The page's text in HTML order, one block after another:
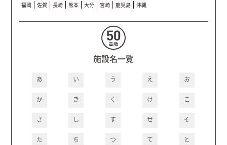
福岡 佐賀 長崎 熊本 大分 宮崎 鹿児島 沖縄
施設名一覧
あ い う え お
か き く け こ
さ し す せ そ
た ち つ て と